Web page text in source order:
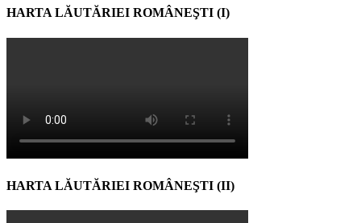
HARTA LĂUTĂRIEI ROMÂNEŞTI (I)
HARTA LĂUTĂRIEI ROMÂNEŞTI (II)